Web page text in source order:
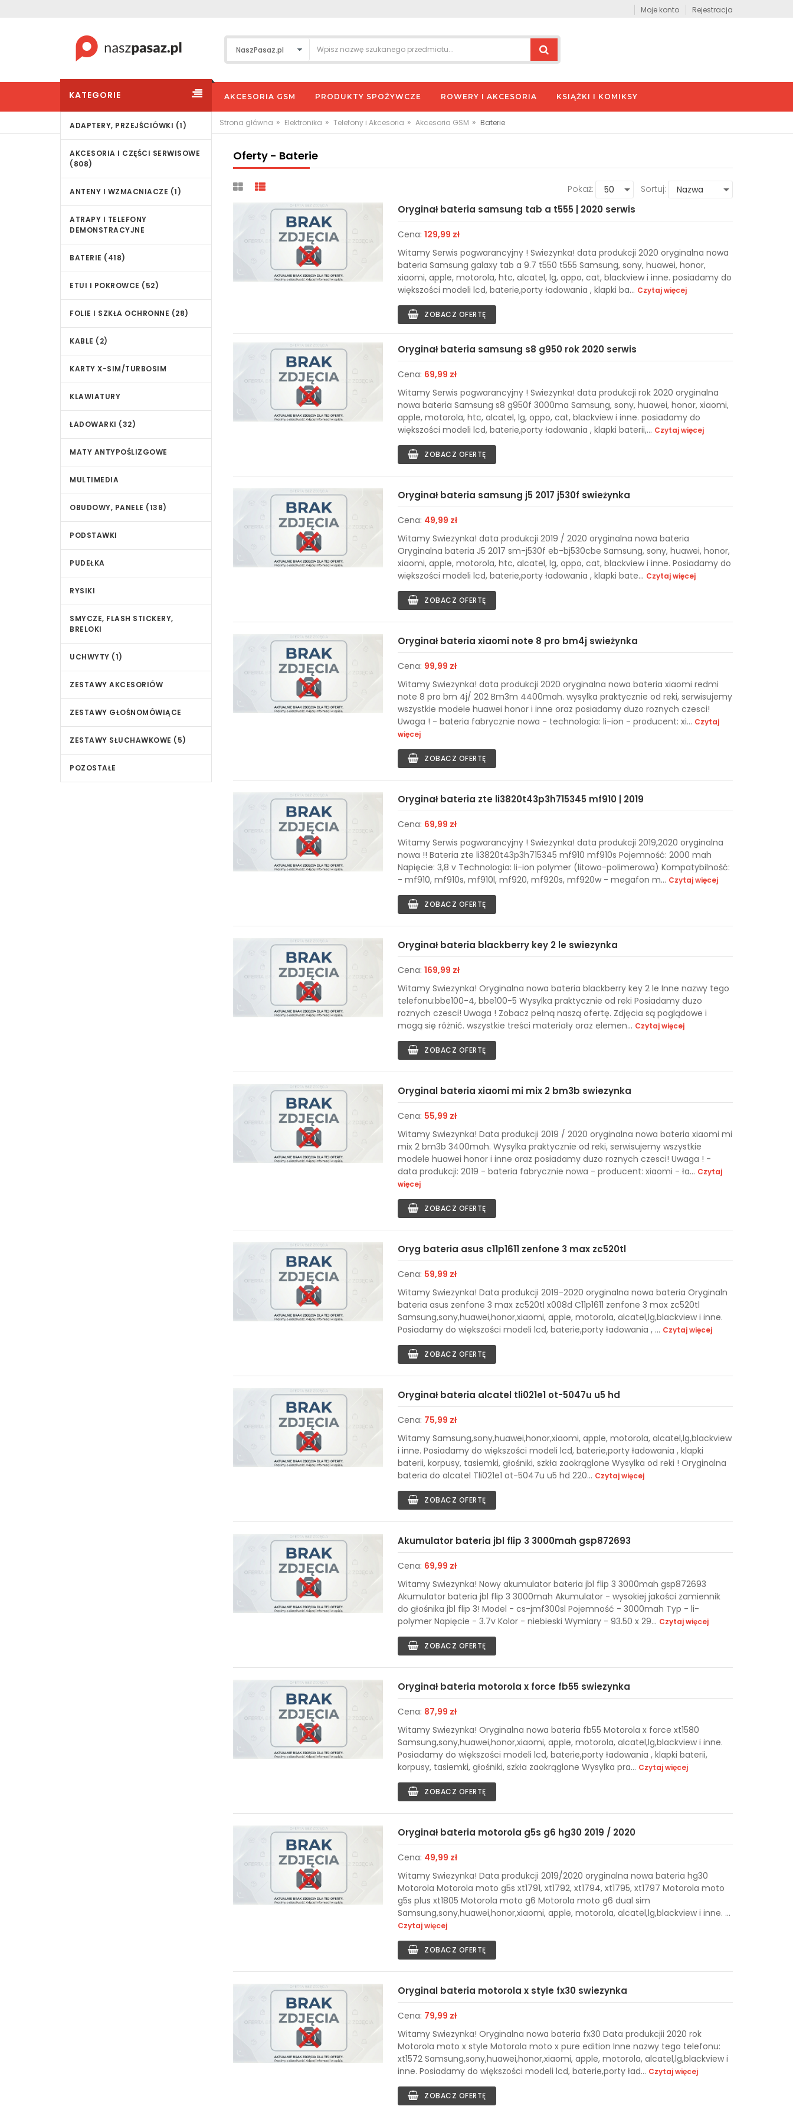
Moje konto Rejestracja
KATEGORIE
ADAPTERY, PRZEJŚCIÓWKI (1)
AKCESORIA I CZĘŚCI SERWISOWE
(808)
ANTENY I WZMACNIACZE (1)
ATRAPY I TELEFONY
DEMONSTRACYJNE
BATERIE (418)
ETUI I POKROWCE (52)
FOLIE I SZKŁA OCHRONNE (28)
KABLE (2)
KARTY X-SIM/TURBOSIM
KLAWIATURY
ŁADOWARKI (32)
MATY ANTYPOŚLIZGOWE
MULTIMEDIA
OBUDOWY, PANELE (138)
PODSTAWKI
PUDEŁKA
RYSIKI
SMYCZE, FLASH STICKERY,
BRELOKI
UCHWYTY (1)
ZESTAWY AKCESORIÓW
ZESTAWY GŁOŚNOMÓWIĄCE
ZESTAWY SŁUCHAWKOWE (5)
POZOSTAŁE
AKCESORIA GSM PRODUKTY SPOŻYWCZE ROWERY I AKCESORIA KSIĄŻKI I KOMIKSY
Strona główna » Elektronika » Telefony i Akcesoria » Akcesoria GSM » Baterie
Oferty - Baterie
Sortuj:
Pokaż:
Oryginał bateria samsung tab a t555 | 2020 serwis
Cena:129,99 zł
Witamy Serwis pogwarancyjny ! Swiezynka! data produkcji 2020 oryginalna nowa
bateria Samsung galaxy tab a 9.7 t550 t555 Samsung, sony, huawei, honor,
xiaomi, apple, motorola, htc, alcatel, lg, oppo, cat, blackview i inne. posiadamy do
większości modeli lcd, baterie,porty ładowania , klapki ba... Czytaj więcej
ZOBACZ OFERTĘ
Oryginał bateria samsung s8 g950 rok 2020 serwis
Cena: 69,99 zł
Witamy Serwis pogwarancyjny ! Swiezynka! data produkcji rok 2020 oryginalna
nowa bateria Samsung s8 g950f 3000ma Samsung, sony, huawei, honor, xiaomi,
apple, motorola, htc, alcatel, lg, oppo, cat, blackview i inne. posiadamy do
większości modeli lcd, baterie,porty ładowania , klapki baterii,... Czytaj więcej
ZOBACZ OFERTĘ
Oryginał bateria samsung j5 2017 j530f swieżynka
Cena: 49,99 zł
Witamy Swiezynka! data produkcji 2019 / 2020 oryginalna nowa bateria
Oryginalna bateria J5 2017 sm-j530f eb-bj530cbe Samsung, sony, huawei, honor,
xiaomi, apple, motorola, htc, alcatel, lg, oppo, cat, blackview i inne. Posiadamy do
większości modeli lcd, baterie,porty ładowania , klapki bate... Czytaj więcej
ZOBACZ OFERTĘ
Oryginał bateria xiaomi note 8 pro bm4j swieżynka
Cena: 99,99 zł
Witamy Swiezynka! data produkcji 2020 oryginalna nowa bateria xiaomi redmi
note 8 pro bm 4j/ 202 Bm3m 4400mah. wysylka praktycznie od reki, serwisujemy
wszystkie modele huawei honor i inne oraz posiadamy duzo roznych czesci!
Uwaga ! - bateria fabrycznie nowa - technologia: li-ion - producent: xi... Czytaj
więcej
ZOBACZ OFERTĘ
Oryginał bateria zte li3820t43p3h715345 mf910 | 2019
Cena: 69,99 zł
Witamy Serwis pogwarancyjny ! Swiezynka! data produkcji 2019,2020 oryginalna
nowa !! Bateria zte li3820t43p3h715345 mf910 mf910s Pojemność: 2000 mah
Napięcie: 3,8 v Technologia: li-ion polymer (litowo-polimerowa) Kompatybilność:
- mf910, mf910s, mf910l, mf920, mf920s, mf920w - megafon m... Czytaj więcej
ZOBACZ OFERTĘ
Oryginał bateria blackberry key 2 le swiezynka
Cena:169,99 zł
Witamy Swiezynka! Oryginalna nowa bateria blackberry key 2 le Inne nazwy tego
telefonu:bbe100-4, bbe100-5 Wysylka praktycznie od reki Posiadamy duzo
roznych czesci! Uwaga ! Zobacz pełną naszą ofertę. Zdjęcia są poglądowe i
mogą się różnić. wszystkie treści materiały oraz elemen... Czytaj więcej
ZOBACZ OFERTĘ
Oryginal bateria xiaomi mi mix 2 bm3b swiezynka
Cena: 55,99 zł
Witamy Swiezynka! Data produkcji 2019 / 2020 oryginalna nowa bateria xiaomi mi
mix 2 bm3b 3400mah. Wysylka praktycznie od reki, serwisujemy wszystkie
modele huawei honor i inne oraz posiadamy duzo roznych czesci! Uwaga ! -
data produkcji: 2019 - bateria fabrycznie nowa - producent: xiaomi - ła... Czytaj
więcej
ZOBACZ OFERTĘ
Oryg bateria asus c11p1611 zenfone 3 max zc520tl
Cena: 59,99 zł
Witamy Swiezynka! Data produkcji 2019-2020 oryginalna nowa bateria Oryginaln
bateria asus zenfone 3 max zc520tl x008d C11p1611 zenfone 3 max zc520tl
Samsung,sony,huawei,honor,xiaomi, apple, motorola, alcatel,lg,blackview i inne.
Posiadamy do większości modeli lcd, baterie,porty ładowania , ... Czytaj więcej
ZOBACZ OFERTĘ
Oryginał bateria alcatel tli021e1 ot-5047u u5 hd
Cena: 75,99 zł
Witamy Samsung,sony,huawei,honor,xiaomi, apple, motorola, alcatel,lg,blackview
i inne. Posiadamy do większości modeli lcd, baterie,porty ładowania , klapki
baterii, korpusy, tasiemki, głośniki, szkła zaokrąglone Wysylka od reki ! Oryginalna
bateria do alcatel Tli021e1 ot-5047u u5 hd 220... Czytaj więcej
ZOBACZ OFERTĘ
Akumulator bateria jbl flip 3 3000mah gsp872693
Cena: 69,99 zł
Witamy Swiezynka! Nowy akumulator bateria jbl flip 3 3000mah gsp872693
Akumulator bateria jbl flip 3 3000mah Akumulator - wysokiej jakości zamiennik
do głośnika jbl flip 3! Model - cs-jmf300sl Pojemność - 3000mah Typ - li-
polymer Napięcie - 3.7v Kolor - niebieski Wymiary - 93.50 x 29... Czytaj więcej
ZOBACZ OFERTĘ
Oryginał bateria motorola x force fb55 swiezynka
Cena: 87,99 zł
Witamy Swiezynka! Oryginalna nowa bateria fb55 Motorola x force xt1580
Samsung,sony,huawei,honor,xiaomi, apple, motorola, alcatel,lg,blackview i inne.
Posiadamy do większości modeli lcd, baterie,porty ładowania , klapki baterii,
korpusy, tasiemki, głośniki, szkła zaokrąglone Wysylka pra... Czytaj więcej
ZOBACZ OFERTĘ
Oryginał bateria motorola g5s g6 hg30 2019 / 2020
Cena: 49,99 zł
Witamy Swiezynka! Data produkcji 2019/2020 oryginalna nowa bateria hg30
Motorola Motorola moto g5s xt1791, xt1792, xt1794, xt1795, xt1797 Motorola moto
g5s plus xt1805 Motorola moto g6 Motorola moto g6 dual sim
Samsung,sony,huawei,honor,xiaomi, apple, motorola, alcatel,lg,blackview i inne. ...
Czytaj więcej
ZOBACZ OFERTĘ
Oryginal bateria motorola x style fx30 swiezynka
Cena: 79,99 zł
Witamy Swiezynka! Oryginalna nowa bateria fx30 Data produkcjii 2020 rok
Motorola moto x style Motorola moto x pure edition Inne nazwy tego telefonu:
xt1572 Samsung,sony,huawei,honor,xiaomi, apple, motorola, alcatel,lg,blackview i
inne. Posiadamy do większości modeli lcd, baterie,porty ład... Czytaj więcej
ZOBACZ OFERTĘ